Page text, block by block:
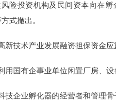
风险投资机构及民间资本向在
式撤出。
技术产业发展融资担保资金应
国有企事业单位闲置厂房、设
企业孵化器的经营者和管理骨